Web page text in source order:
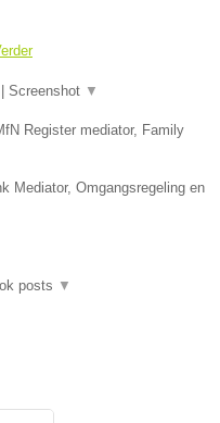
| Screenshot ▼
Register mediator, Family
Mediator, Omgangsregeling en
posts ▼